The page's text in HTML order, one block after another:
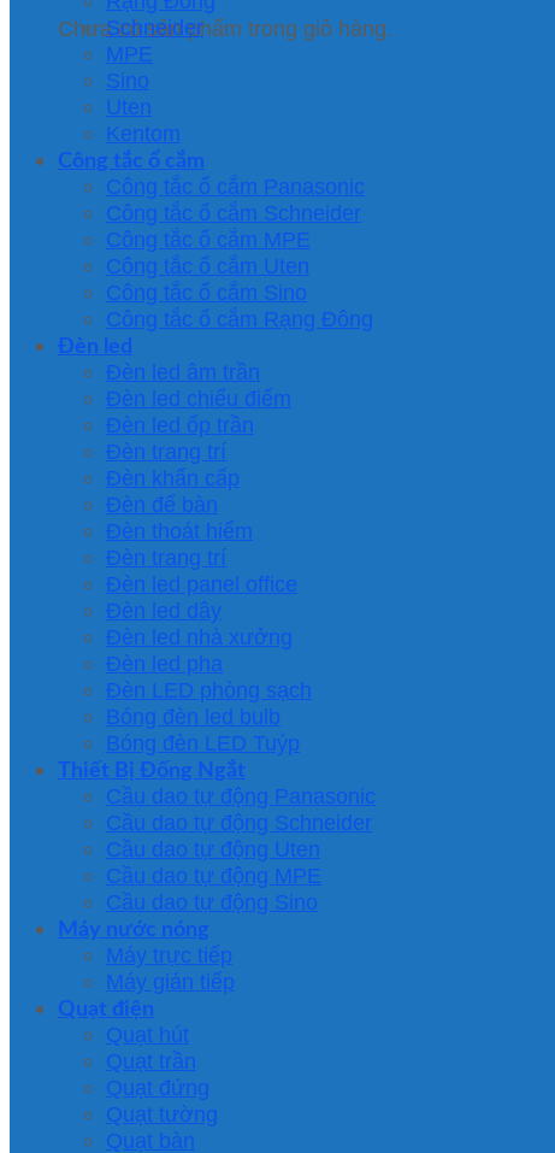
Chưa có sản phẩm trong giỏ hàng.
Schneider
MPE
Sino
Uten
Kentom
Công tắc ổ cắm
Công tắc ổ cắm Panasonic
Công tắc ổ cắm Schneider
Công tắc ổ cắm MPE
Công tắc ổ cắm Uten
Công tắc ổ cắm Sino
Công tắc ổ cắm Rạng Đông
Đèn led
Đèn led âm trần
Đèn led chiếu điểm
Đèn led ốp trần
Đèn trang trí
Đèn khẩn cấp
Đèn để bàn
Đèn thoát hiểm
Đèn trang trí
Đèn led panel office
Đèn led dây
Đèn led nhà xưởng
Đèn led pha
Đèn LED phòng sạch
Bóng đèn led bulb
Bóng đèn LED Tuýp
Thiết Bị Đống Ngắt
Cầu dao tự động Panasonic
Cầu dao tự động Schneider
Cầu dao tự động Uten
Cầu dao tự động MPE
Cầu dao tự động Sino
Máy nước nóng
Máy trực tiếp
Máy gián tiếp
Quạt điện
Quạt hút
Quạt trần
Quạt đứng
Quạt tường
Quạt bàn